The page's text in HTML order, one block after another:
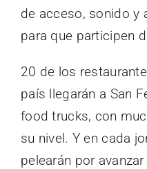
de acceso, sonido y
para que participen
20 de los
país llegarán a San
food trucks, con
su nivel. Y en cada
pelearán por